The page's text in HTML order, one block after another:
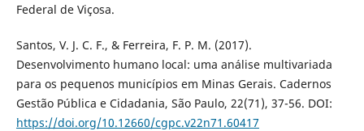
Federal de Viçosa.
Santos, V. J. C. F., & Ferreira, F. P. M. (2017).
Desenvolvimento humano local: uma análise multivariada
para os pequenos municípios em Minas Gerais. Cadernos
Gestão Pública e Cidadania, São Paulo, 22(71), 37-56. DOI:
https://doi.org/10.12660/cgpc.v22n71.60417